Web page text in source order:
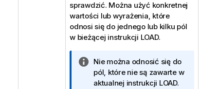
sprawdzić. Można użyć konkretnej
wartości lub wyrażenia, które
odnosi się do jednego lub kilku pól
w bieżącej instrukcji LOAD.
I
n
f
Nie można odnosić się do
pól, które nie są zawarte w
aktualnej instrukcji LOAD.